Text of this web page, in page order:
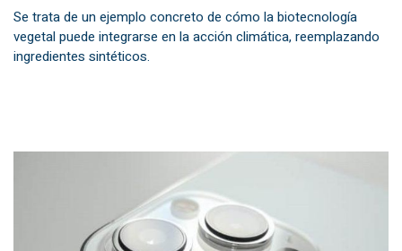
Se trata de un ejemplo concreto de cómo la biotecnología
vegetal puede integrarse en la acción climática, reemplazando
ingredientes sintéticos.